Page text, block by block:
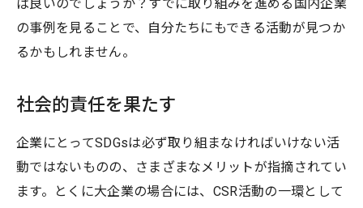
ば良いのでしょうか？すでに取り組みを進める国内企業
の事例を見ることで、自分たちにもできる活動が見つか
るかもしれません。
社会的責任を果たす
企業にとってSDGsは必ず取り組まなければいけない活
動ではないものの、さまざまなメリットが指摘されてい
ます。とくに大企業の場合には、CSR活動の一環として